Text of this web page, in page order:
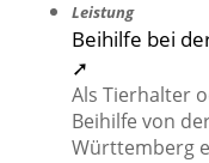
Leistung
Beihilfe bei
➚
Als Tierhalter
Beihilfe von
Württemberg